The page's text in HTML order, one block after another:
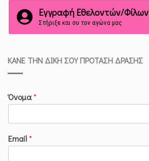
Εγγραφή Εθελοντών/Φίλων
Στήριξε και συ τον αγώνα μας
ΚΆΝΕ ΤΗΝ ΔΙΚΉ ΣΟΥ ΠΡΌΤΑΣΗ ΔΡΆΣΗΣ
Όνομα*
Email*